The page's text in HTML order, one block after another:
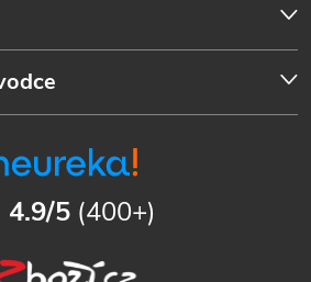
4.9/5 (400+)